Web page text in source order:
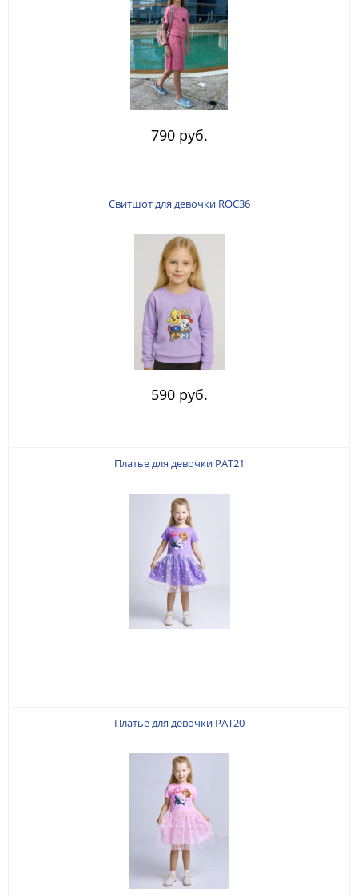
790 руб.
Свитшот для девочки ROC36
590 руб.
Платье для девочки PAT21
Платье для девочки PAT20